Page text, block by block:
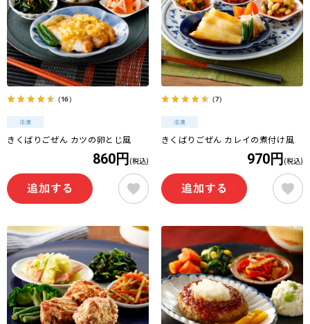
（16）
きくばりごぜん カツの卵とじ風
860円 (税込)
（7）
きくばりごぜん カレイの煮付け風
970円 (税込)